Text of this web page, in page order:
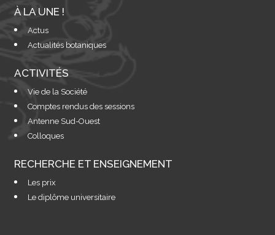
À LA UNE !
Actus
Actualités botaniques
ACTIVITÉS
Vie de la Société
Comptes rendus des sessions
Antenne Sud-Ouest
Colloques
RECHERCHE ET ENSEIGNEMENT
Les prix
Le diplôme universitaire